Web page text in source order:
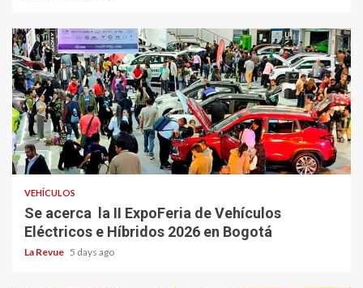
VEHÍCULOS
Se acerca la II ExpoFeria de Vehículos
Eléctricos e Híbridos 2026 en Bogotá
La Revue 5 days ago